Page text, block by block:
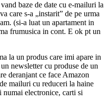
baze de date cu e-mailuri la
care s-a „instarit” de pe urma
(si-a luat un apartament in
frumusica in cont. E ok pt un
la un produs care imi apare in
newsletter cu produse de un
deranjant ce face Amazon
mailuri cu reduceri la haine
numai electronice, carti si